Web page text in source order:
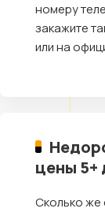
номеру
закажите
или на
цены 5+
Сколько же